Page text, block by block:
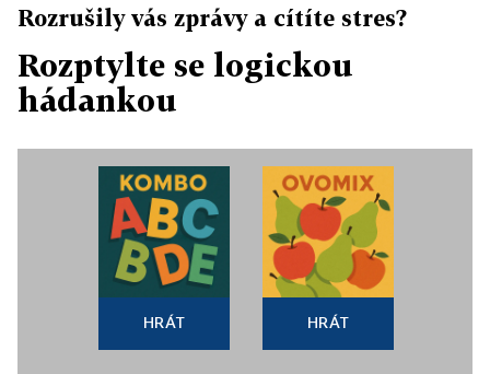
Rozrušily vás zprávy a cítíte stres?
Rozptylte se logickou
hádankou
HRÁT HRÁT